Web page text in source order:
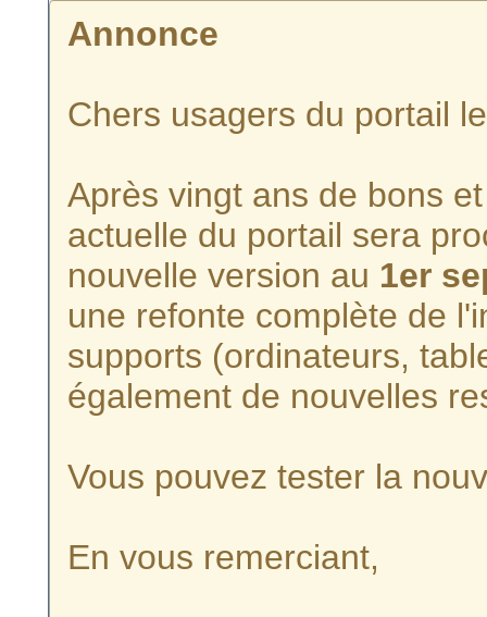
Annonce
Chers usagers du portail
Après vingt ans de bons
actuelle du portail sera
nouvelle version au 1er
une refonte complète de
supports (ordinateurs,
également de nouvelles
Vous pouvez tester la
En vous remerciant,